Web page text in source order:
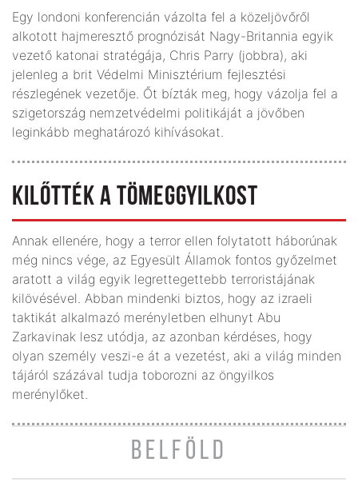
Egy londoni konferencián vázolta fel a közeljövőről
alkotott hajmeresztő prognózisát Nagy-Britannia egyik
vezető katonai stratégája, Chris Parry (jobbra), aki
jelenleg a brit Védelmi Minisztérium fejlesztési
részlegének vezetője. Őt bízták meg, hogy vázolja fel a
szigetország nemzetvédelmi politikáját a jövőben
leginkább meghatározó kihívásokat.
KILŐTTÉK A TÖMEGGYILKOST
Annak ellenére, hogy a terror ellen folytatott háborúnak
még nincs vége, az Egyesült Államok fontos győzelmet
aratott a világ egyik legrettegettebb terroristájának
kilövésével. Abban mindenki biztos, hogy az izraeli
taktikát alkalmazó merényletben elhunyt Abu
Zarkavinak lesz utódja, az azonban kérdéses, hogy
olyan személy veszi-e át a vezetést, aki a világ minden
tájáról százával tudja toborozni az öngyilkos
merénylőket.
BELFÖLD